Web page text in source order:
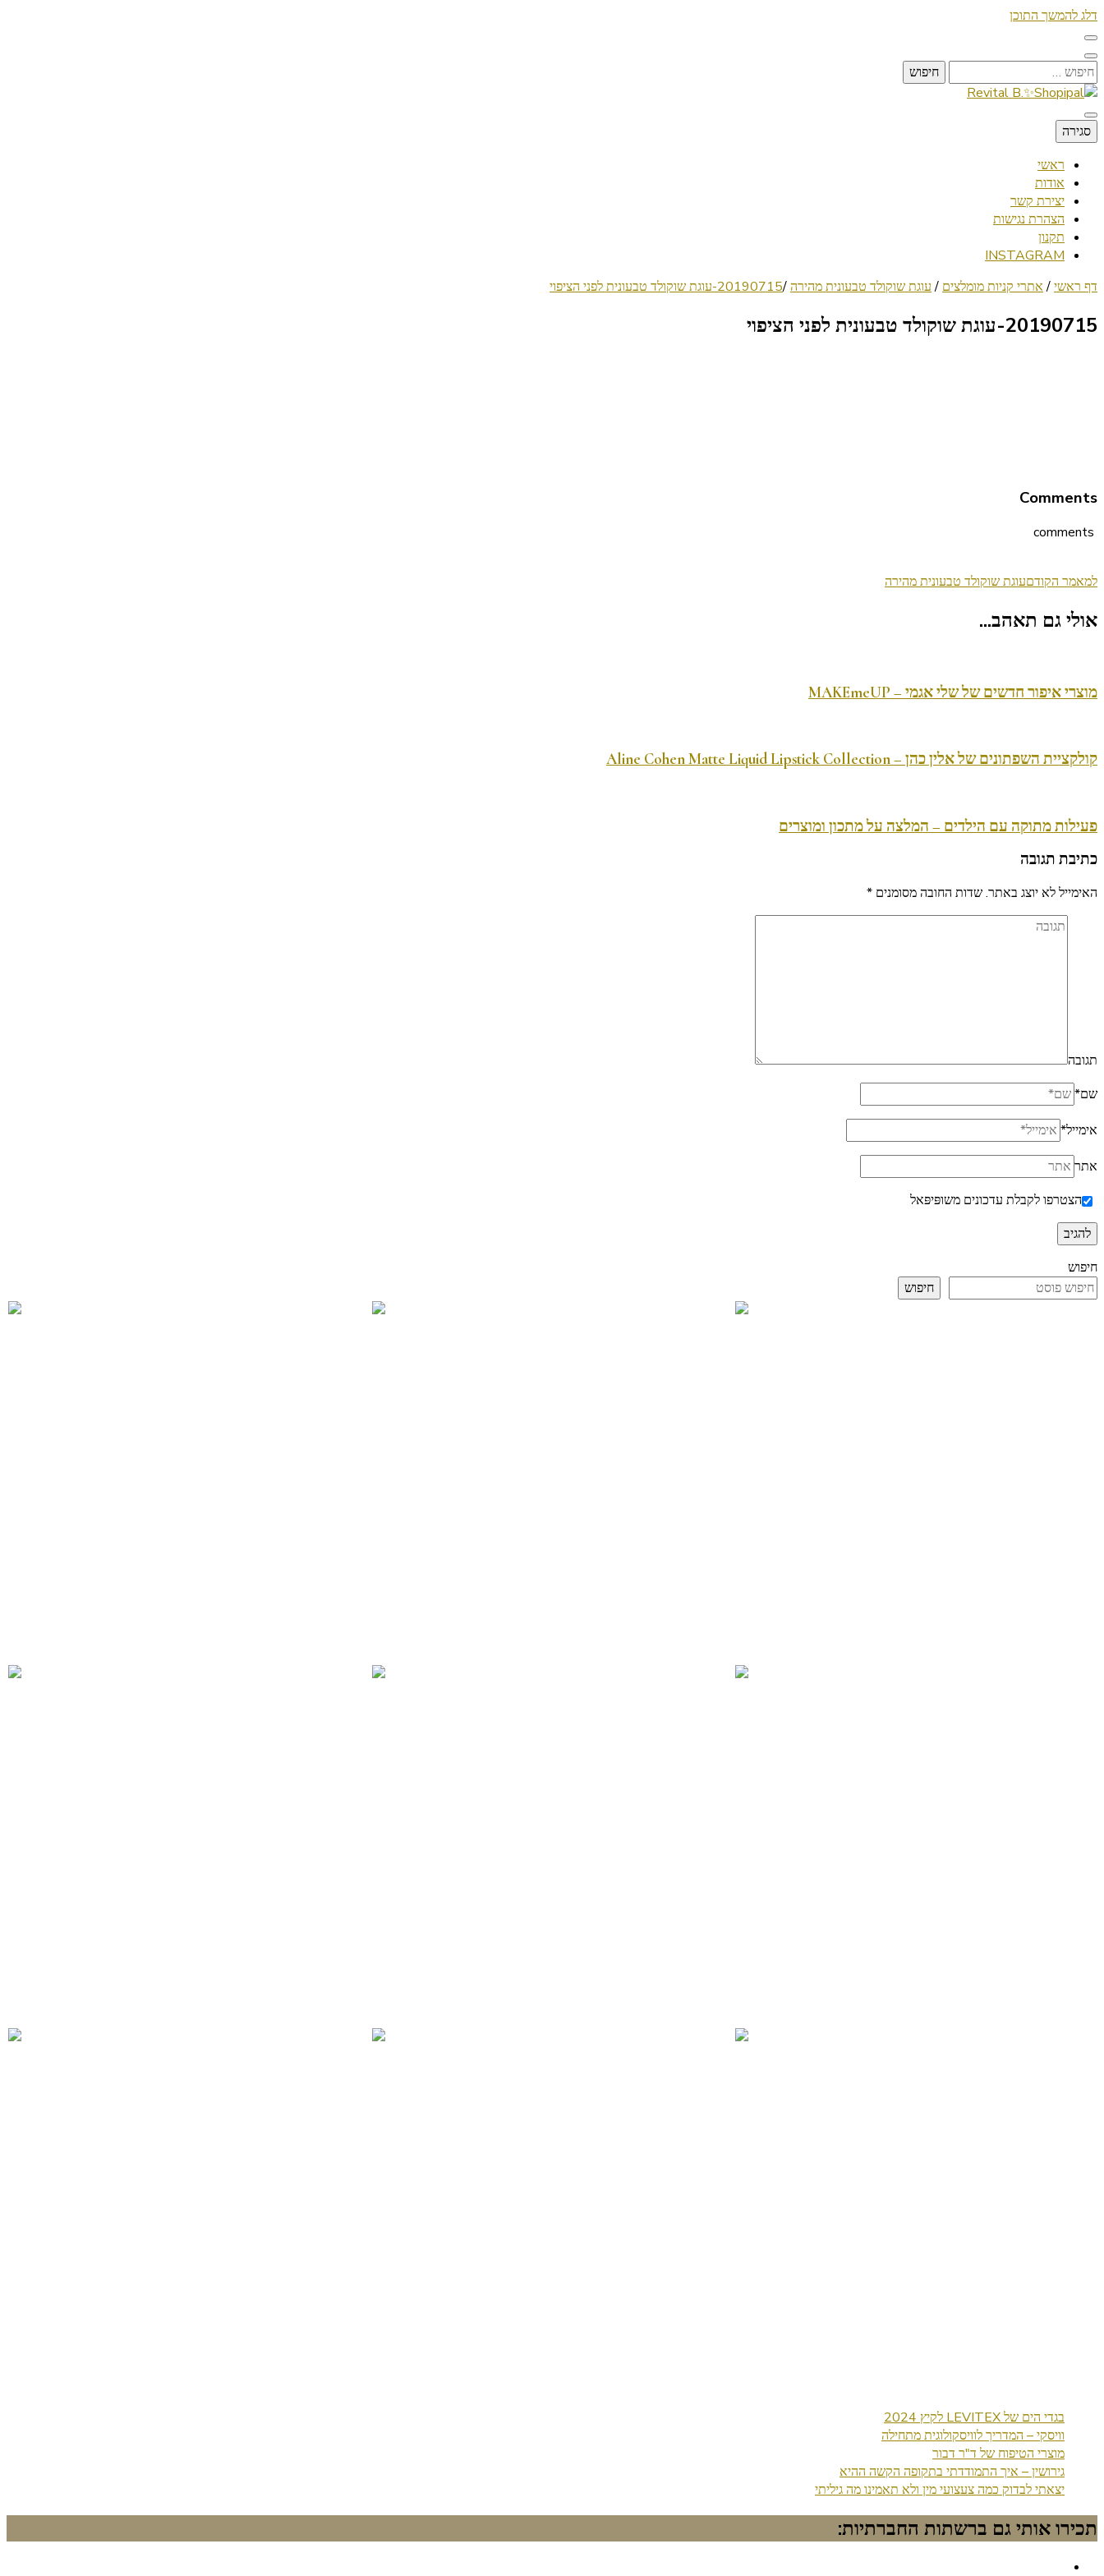
דלג להמשך התוכן
חיפוש:
Revital B.✨Shopipal
Lifestyle ✦ Beauty ✦ Vegan ✦ Travel
סגירה
ראשי
אודות
יצירת קשר
הצהרת נגישות
תקנון
INSTAGRAM
דף ראשי/ אתרי קניות מומלצים / עוגת שוקולד טבעונית מהירה/20190715-עוגת שוקולד טבעונית לפני הציפוי
20190715-עוגת שוקולד טבעונית לפני הציפוי
Comments
ניווט
בפוסטים
למאמר הקודםעוגת שוקולד טבעונית מהירה
אולי גם תאהב...
מוצרי איפור חדשים של שלי אגמי – MAKEmeUP
קולקציית השפתונים של אלין כהן – Aline Cohen Matte Liquid Lipstick Collection
פעילות מתוקה עם הילדים – המלצה על מתכון ומוצרים
כתיבת תגובה
האימייל לא יוצג באתר.שדות החובה מסומנים *
תגובה
שם*
אימייל*
אתר
הצטרפו לקבלת עדכונים משופּיפּאל
חיפוש
חיפוש
בגדי הים של LEVITEX לקיץ 2024
וויסקי – המדריך לוויסקולוגית מתחילה
מוצרי הטיפוח של ד"ר דבור
גירושין – איך התמודדתי בתקופה הקשה ההיא
יצאתי לבדוק כמה צעצועי מין ולא תאמינו מה גיליתי
תכירו אותי גם ברשתות החברתיות: